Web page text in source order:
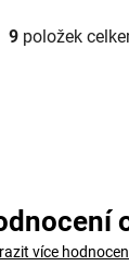
O
í
p
r
9 položek
více